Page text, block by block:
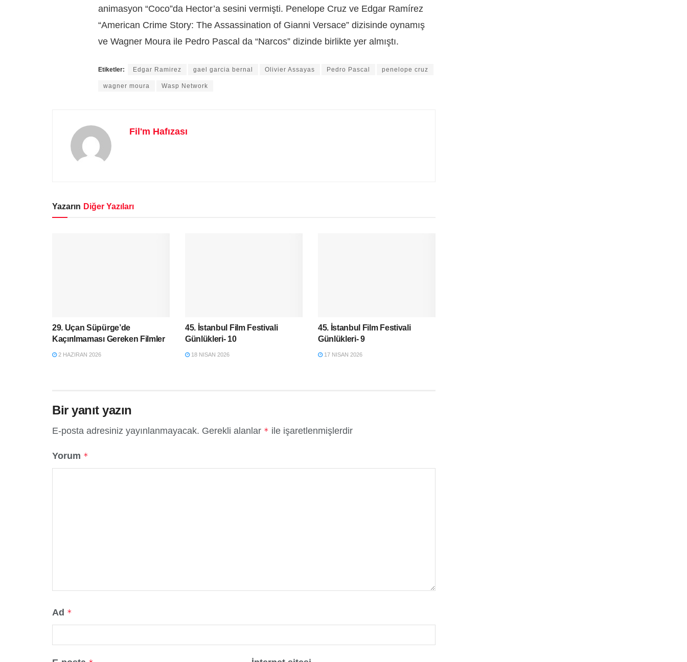
animasyon “Coco”da Hector’a sesini vermişti. Penelope Cruz ve Edgar Ramírez
“American Crime Story: The Assassination of Gianni Versace” dizisinde oynamış
ve Wagner Moura ile Pedro Pascal da “Narcos” dizinde birlikte yer almıştı.
Etiketler: Edgar Ramirez gael garcia bernal Olivier Assayas Pedro Pascal penelope cruz
wagner moura Wasp Network
Fil'm Hafızası
Yazarın Diğer Yazıları
29. Uçan Süpürge’de
Kaçırılmaması Gereken Filmler
2 HAZIRAN 2026
45. İstanbul Film Festivali
Günlükleri- 10
18 NISAN 2026
45. İstanbul Film Festivali
Günlükleri- 9
17 NISAN 2026
Bir yanıt yazın
E-posta adresiniz yayınlanmayacak. Gerekli alanlar * ile işaretlenmişlerdir
Yorum *
Ad *